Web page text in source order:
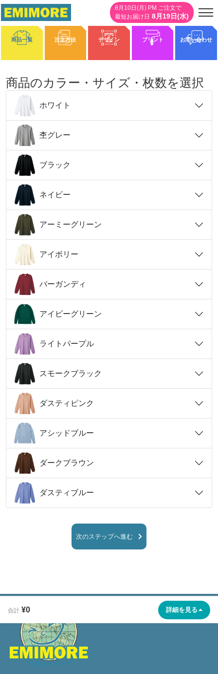
8月10日(月) PM ご注文で
最短お届け日 8月19日(水)
商品一覧 注文方法 デザイン プリント お問い合わせ
0%
商品のカラー・サイズ・枚数を選択
ホワイト
杢グレー
ブラック
ネイビー
アーミーグリーン
アイボリー
バーガンディ
アイビーグリーン
ライトパープル
スモークブラック
ダスティピンク
アシッドブルー
ダークブラウン
ダスティブルー
次のステップへ進む
合計 ¥0 詳細を見る